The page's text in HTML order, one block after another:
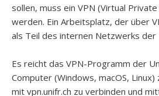
sollen, muss ein VPN (Virtual
werden. Ein Arbeitsplatz, der über
als Teil des internen Netzwerks
Es reicht das VPN-Programm der
Computer (Windows, macOS, Linux)
mit vpn.unifr.ch zu verbinden und